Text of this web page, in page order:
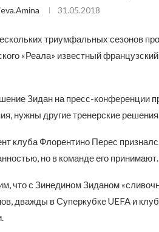
31.05.2018
триумфальных сезонов
«Реала» известный
Зидан на пресс-конференции
нужны другие тренерские
клуба Флорентино Перес
но в команде его принимают.
что с Зинедином Зиданом
дважды в Суперкубке UEFA и